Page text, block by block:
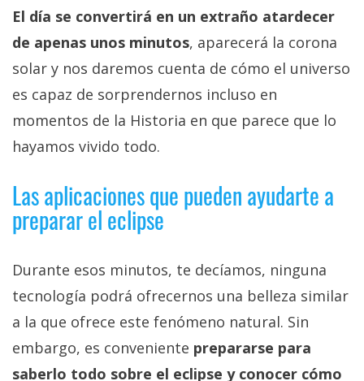
El día se convertirá en un extraño atardecer
de apenas unos minutos, aparecerá la corona
solar y nos daremos cuenta de cómo el universo
es capaz de sorprendernos incluso en
momentos de la Historia en que parece que lo
hayamos vivido todo.
Las aplicaciones que pueden ayudarte a
preparar el eclipse
Durante esos minutos, te decíamos, ninguna
tecnología podrá ofrecernos una belleza similar
a la que ofrece este fenómeno natural. Sin
embargo, es conveniente prepararse para
saberlo todo sobre el eclipse y conocer cómo